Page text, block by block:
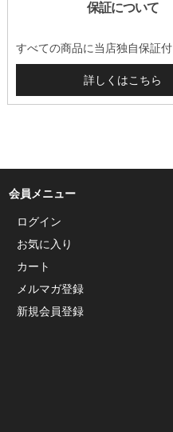
保証について
すべての商品に当店独自保証付
詳しくはこちら
会員メニュー
ログイン
お気に入り
カート
メルマガ登録
新規会員登録